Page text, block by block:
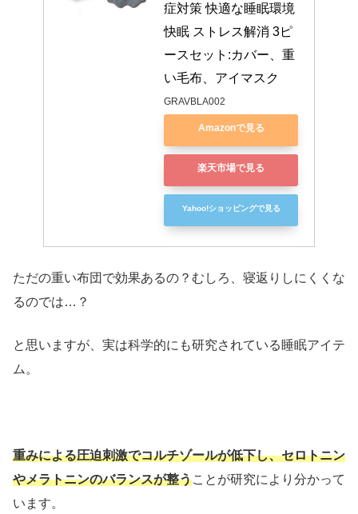
症対策 快適な睡眠環境
快眠 ストレス解消 3ピ
ースセット:カバー、重
い毛布、アイマスク
GRAVBLA002
Amazonで見る
楽天市場で見る
Yahoo!ショッピングで見る
ただの重い布団で効果あるの？むしろ、寝返りしにくくな
るのでは…？
と思いますが、実は科学的にも研究されている睡眠アイテ
ム。
重みによる圧迫刺激でコルチゾールが低下し、セロトニン
やメラトニンのバランスが整うことが研究により分かって
います。